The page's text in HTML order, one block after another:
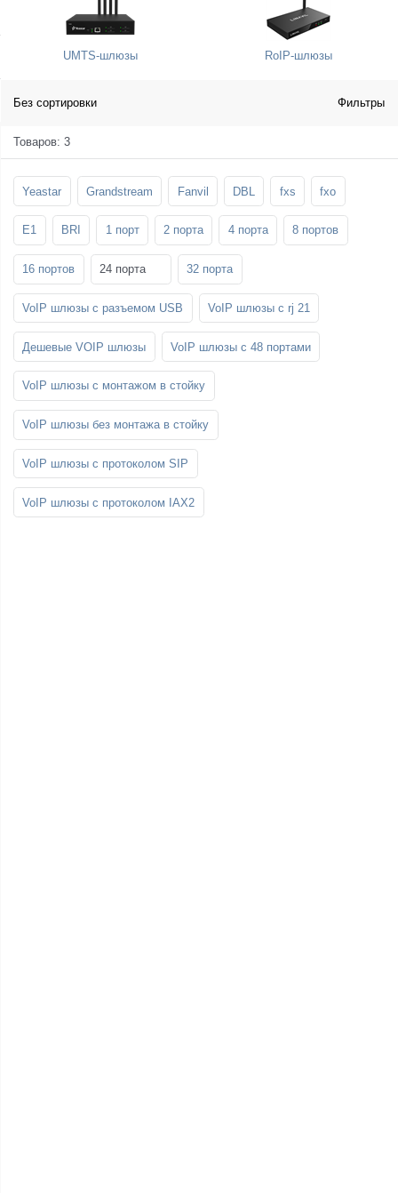
UMTS-шлюзы RoIP-шлюзы
Без сортировки Фильтры
Товаров: 3
Yeastar Grandstream Fanvil DBL fxs fxo
E1 BRI 1 порт 2 порта 4 порта 8 портов
16 портов 24 порта 32 порта
VoIP шлюзы с разъемом USB VoIP шлюзы с rj 21
Дешевые VOIP шлюзы VoIP шлюзы с 48 портами
VoIP шлюзы с монтажом в стойку
VoIP шлюзы без монтажа в стойку
VoIP шлюзы с протоколом SIP
VoIP шлюзы с протоколом IAX2
Стойки и крепления для панелей и
телевизоров
Шахтные телефоны
SFP-модули
3G/4G LTE и ADSL модемы
Мобильные телефоны